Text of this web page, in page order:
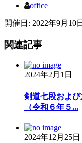
office
開催日: 2022年9月10日
関連記事
2024年2月1日
剣道七段およ
（令和６年５...
2024年12月25日